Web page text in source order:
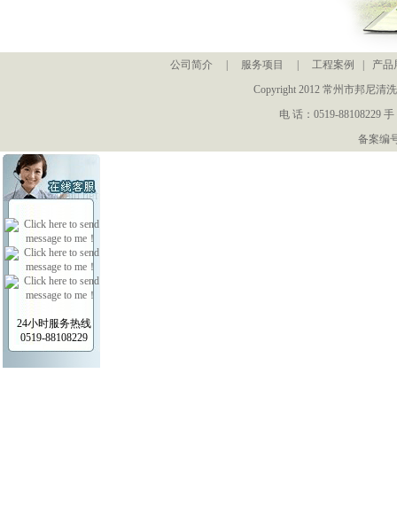
公司简介 服务项目 工程案例
产品
Copyright 2012 常州市邦尼清
电 话：0519-88108229
备案编
24小时服务热线
0519-88108229